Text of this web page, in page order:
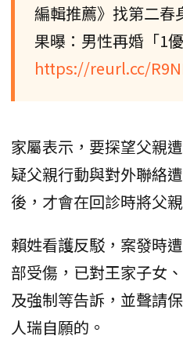
編輯推薦》找第二春
果曝：男性再婚「1
https://reurl.cc/
家屬表示，要探望父親
疑父親行動與對外聯絡
後，才會在回診時將父
賴姓看護反駁，案發時
部受傷，已對王家子女
及強制等告訴，並聲請
人瑞自願的。